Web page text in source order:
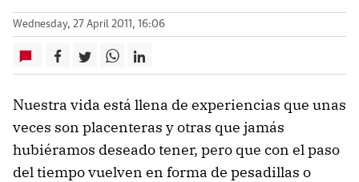
Wednesday, 27 April 2011, 16:06
Nuestra vida está llena de experiencias que unas
veces son placenteras y otras que jamás
hubiéramos deseado tener, pero que con el paso
del tiempo vuelven en forma de pesadillas o